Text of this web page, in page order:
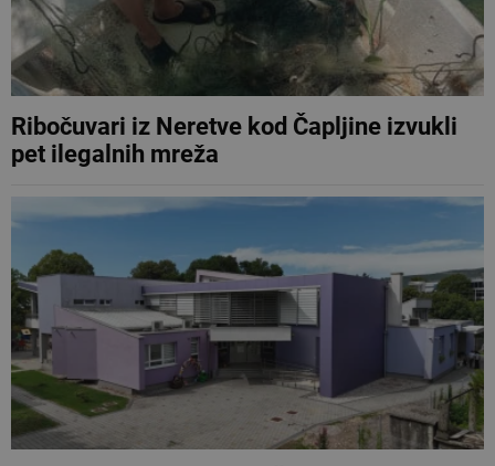
Ribočuvari iz Neretve kod Čapljine izvukli
pet ilegalnih mreža